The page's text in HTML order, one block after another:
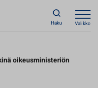
Haku Valikko
oikeusministeriön